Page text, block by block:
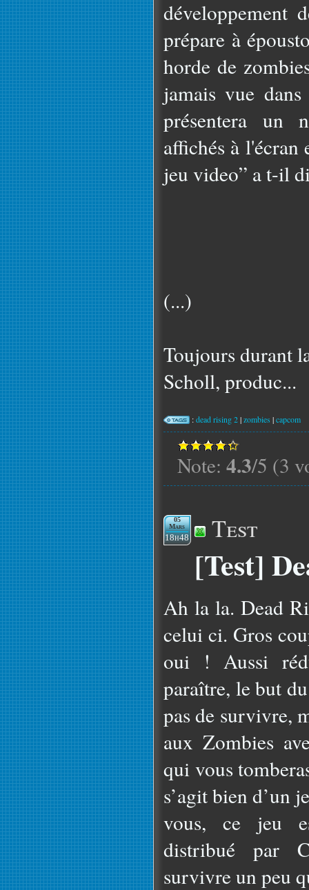
développement
prépare à
horde de
jamais vue
présentera un
affichés à l'écran
jeu video” a t-il
(...)
Toujours durant
Scholl, produc...
:dead rising 2|zombies |capcom
Note: 4.3/5 (3
05
Mars
18h48 Test
[Test]
Ah la la. Dead
celui ci. Gros
oui ! Aussi
paraître, le but
pas de survivre,
aux Zombies
qui vous
s’agit bien d’un
vous, ce jeu
distribué par
survivre un peu